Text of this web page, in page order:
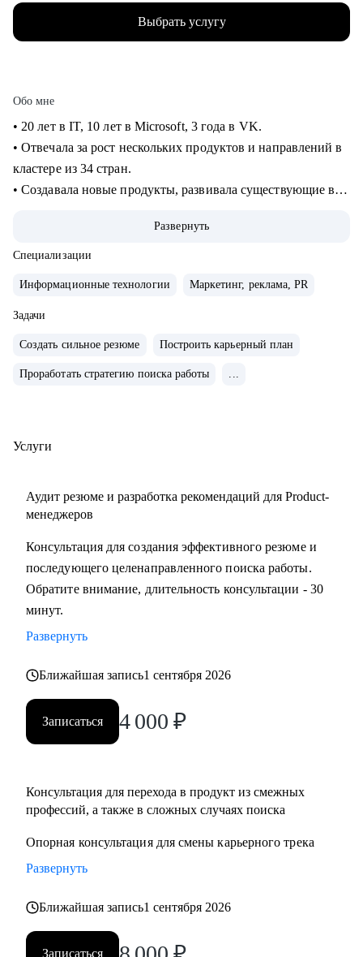
Выбрать услугу
Обо мне
• 20 лет в IT, 10 лет в Microsoft, 3 года в VK.
• Отвечала за рост нескольких продуктов и направлений в
кластере из 34 стран.
• Создавала новые продукты, развивала существующие в
• Управляла портфелем из 30 продуктов.
• Помогаю стартапам.
С чем помогу:
• Проверить ваши скиллы и разработать план роста.
• Подготовить к собеседованиям, тестовым и самой работе.
ваших текущих скиллов.
• Найти зону кратного роста для вашего продукта, помочь
вашего продукта и бизнеса
Кому могу помочь:
• Начинающим карьеру продакта.
• Профессионалам из смежных отраслей (маркетинг,
развитие бизнеса, дизайн), переходящим в управление
продуктом.
• Владельцам стартапа.
Развернуть
Специализации
Информационные технологии Маркетинг, реклама, PR
Задачи
Создать сильное резюме Построить карьерный план
Проработать стратегию поиска работы ...
Услуги
Аудит резюме и разработка рекомендаций для Product-
менеджеров
Консультация для создания эффективного резюме и
последующего целенаправленного поиска работы.
Обратите внимание, длительность консультации - 30
минут.
Развернуть
Ближайшая запись1 сентября 2026
Записаться 4 000 ₽
Консультация для перехода в продукт из смежныx
профессий, а также в сложных случаях поиска
Опорная консультация для смены карьерного трека
Развернуть
Ближайшая запись1 сентября 2026
Записаться